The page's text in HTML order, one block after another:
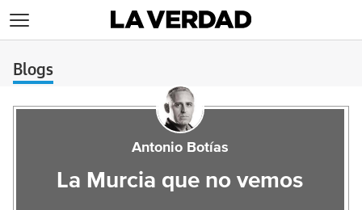
Blogs
Antonio Botías
La Murcia que no vemos